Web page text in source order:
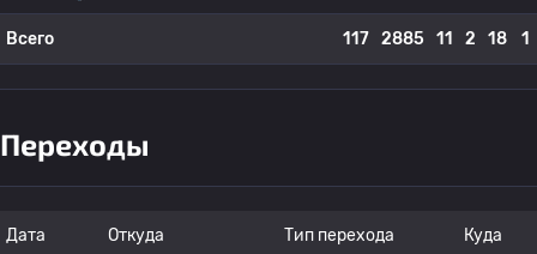
Всего 117 2885 11 2 18 1
Переходы
Дата Откуда Тип перехода Куда